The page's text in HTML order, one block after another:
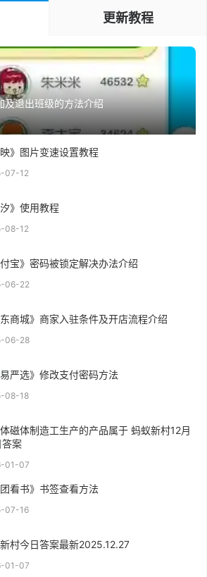
更新教程
及退出班级的方法介绍
映》图片变速设置教程
07-12
汐》使用教程
08-12
付宝》密码被锁定解决办法介绍
06-22
东商城》商家入驻条件及开店流程介绍
06-28
易严选》修改支付密码方法
08-18
磁体制造工生产的产品属于 蚂蚁新村12月
案
01-07
团看书》书签查看方法
07-16
村今日答案最新2025.12.27
01-07